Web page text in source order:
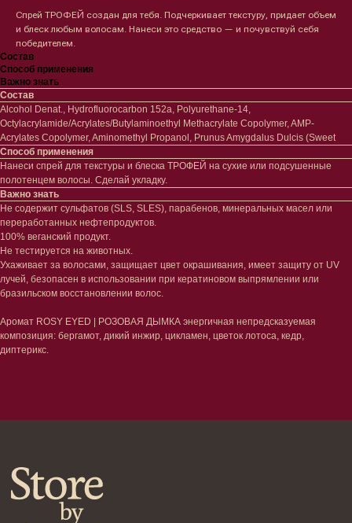
Спрей ТРОФЕЙ создан для тебя. Подчеркивает текстуру, придает объем
и блеск любым волосам. Нанеси это средство — и почувствуй себя
победителем.
Состав
Способ применения
Важно знать
Состав
Alcohol Denat., Hydrofluorocarbon 152a, Polyurethane-14,
Octylacrylamide/Acrylates/Butylaminoethyl Methacrylate Copolymer, AMP-
Acrylates Copolymer, Aminomethyl Propanol, Prunus Amygdalus Dulcis (Sweet
Способ применения
Нанеси спрей для текстуры и блеска ТРОФЕЙ на сухие или подсушенные
полотенцем волосы. Сделай укладку.
Важно знать
Не содержит сульфатов (SLS, SLES), парабенов, минеральных масел или
переработанных нефтепродуктов.
100% веганский продукт.
Не тестируется на животных.
Ухаживает за волосами, защищает цвет окрашивания, имеет защиту от UV
лучей, безопасен в использовании при кератиновом выпрямлении или
бразильском восстановлении волос.
Аромат ROSY EYED | РОЗОВАЯ ДЫМКА энергичная непредсказуемая
композиция: бергамот, дикий инжир, цикламен, цветок лотоса, кедр,
диптерикс.
Тело
Проблемы
Кремы
Лосьоны
Очищение
Шея и зона декольте
Пилинги/масла
Средства для ванны
Гаджеты
Сертификаты
Наборы
Клиентам
Система лояльности
Доставка и самовывоз
Лицо
Проблемы
Очищение
Увлажнение/питание
Сыворотки/ эссенции
Ретинол
Защита от солнца
Восстановление
Маски и патчи
Волосы
Спреи